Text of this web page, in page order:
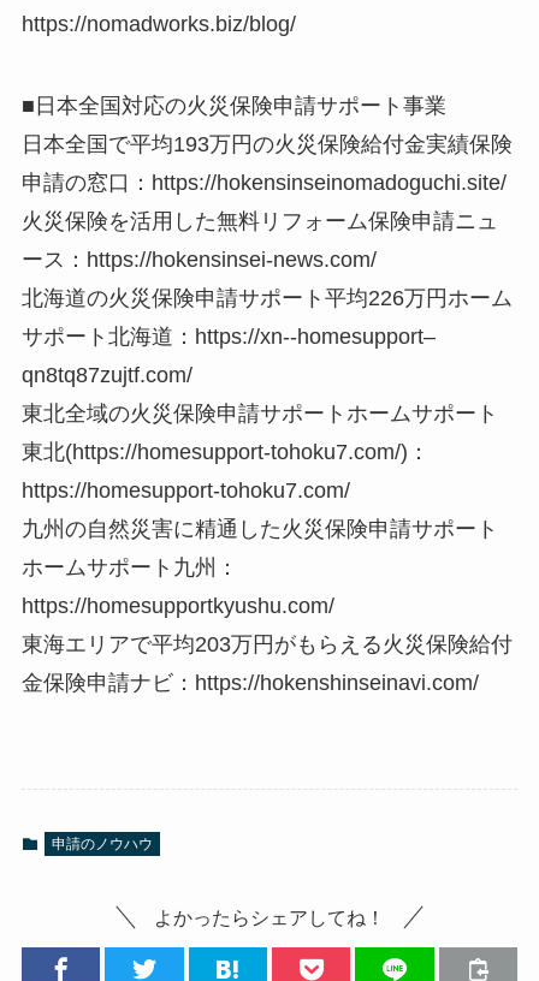
https://nomadworks.biz/blog/
■日本全国対応の火災保険申請サポート事業
日本全国で平均193万円の火災保険給付金実績保険
申請の窓口：https://hokensinseinomadoguchi.site/
火災保険を活用した無料リフォーム保険申請ニュ
ース：https://hokensinsei-news.com/
北海道の火災保険申請サポート平均226万円ホーム
サポート北海道：https://xn--homesupport–
qn8tq87zujtf.com/
東北全域の火災保険申請サポートホームサポート
東北(https://homesupport-tohoku7.com/)：
https://homesupport-tohoku7.com/
九州の自然災害に精通した火災保険申請サポート
ホームサポート九州：
https://homesupportkyushu.com/
東海エリアで平均203万円がもらえる火災保険給付
金保険申請ナビ：https://hokenshinseinavi.com/
申請のノウハウ
よかったらシェアしてね！